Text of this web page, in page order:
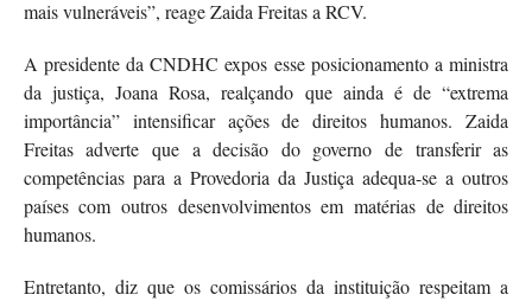
mais vulneráveis”, reage Zaida Freitas a RCV.
A presidente da CNDHC expos esse posicionamento a ministra
da justiça, Joana Rosa, realçando que ainda é de “extrema
importância” intensificar ações de direitos humanos. Zaida
Freitas adverte que a decisão do governo de transferir as
competências para a Provedoria da Justiça adequa-se a outros
países com outros desenvolvimentos em matérias de direitos
humanos.
Entretanto, diz que os comissários da instituição respeitam a